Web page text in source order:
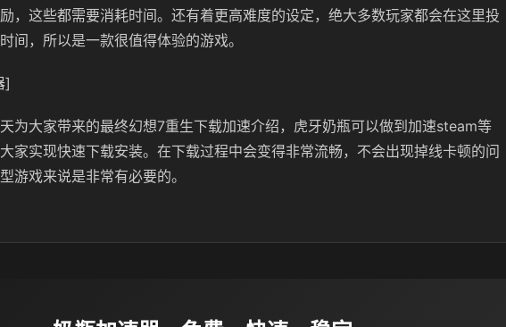
，这些都需要消耗时间。还有着更高难度的设定，绝大多数玩家都会在这里投
间，所以是一款很值得体验的游戏。
]
为大家带来的最终幻想7重生下载加速介绍，虎牙奶瓶可以做到加速steam等
家实现快速下载安装。在下载过程中会变得非常流畅，不会出现掉线卡顿的问
游戏来说是非常有必要的。